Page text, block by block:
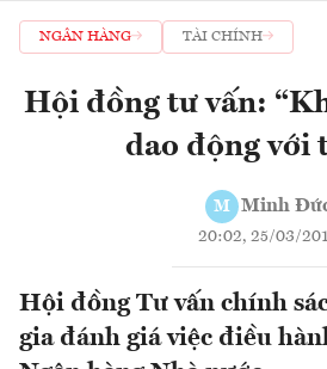
NGÂN HÀNG TÀI CHÍNH
Hội đồng tư vấn:
dao động với
M Minh
20:02, 25/03/
Hội đồng Tư vấn chính
gia đánh giá việc điều